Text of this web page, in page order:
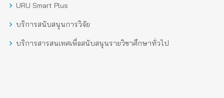
URU Smart Plus
บริการสนับสนุนการวิจัย
บริการสารสนเทศเพื่อสนับสนุนรายวิชาศึกษาทั่วไป